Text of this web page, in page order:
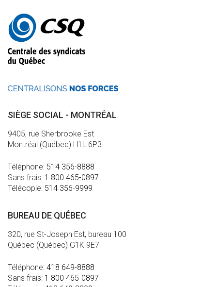
Autres
informations
SIÈGE SOCIAL - MONTRÉAL
9405, rue Sherbrooke Est
Montréal (Québec) H1L 6P3
Téléphone: 514 356-8888
Sans frais: 1 800 465-0897
Télécopie: 514 356-9999
BUREAU DE QUÉBEC
320, rue St-Joseph Est, bureau 100
Québec (Québec) G1K 9E7
Téléphone: 418 649-8888
Sans frais: 1 800 465-0897